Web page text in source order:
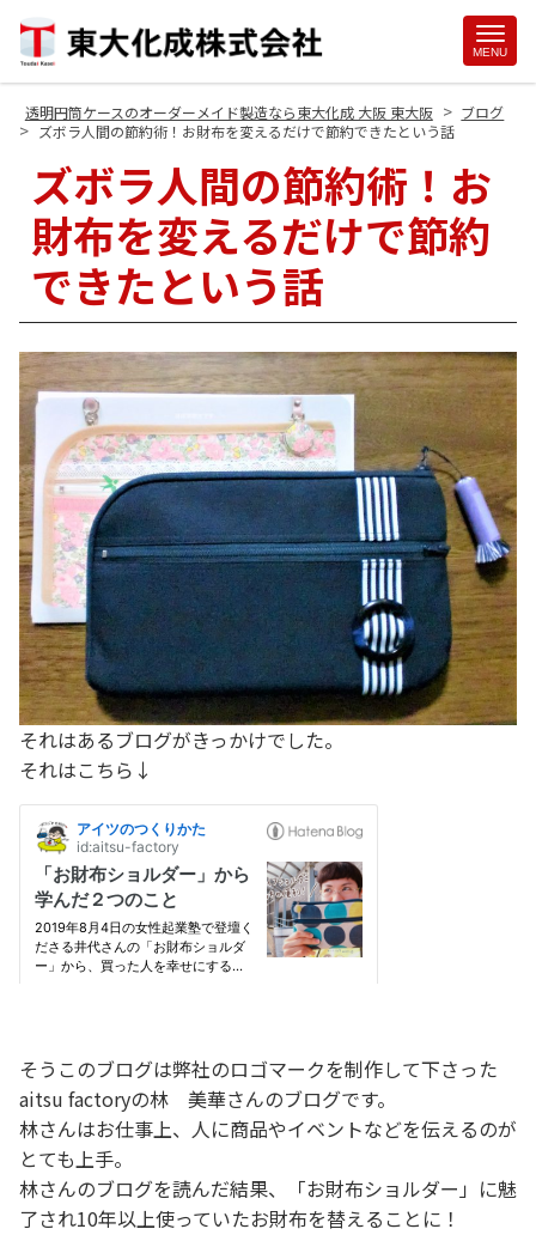
MENU
透明円筒ケースのオーダーメイド製造なら東大化成 大阪 東大阪 > ブログ
> ズボラ人間の節約術！お財布を変えるだけで節約できたという話
ズボラ人間の節約術！お
財布を変えるだけで節約
できたという話
それはあるブログがきっかけでした。
それはこちら↓
そうこのブログは弊社のロゴマークを制作して下さった
aitsu factoryの林 美華さんのブログです。
林さんはお仕事上、人に商品やイベントなどを伝えるのが
とても上手。
林さんのブログを読んだ結果、「お財布ショルダー」に魅
了され10年以上使っていたお財布を替えることに！
Site
Footer